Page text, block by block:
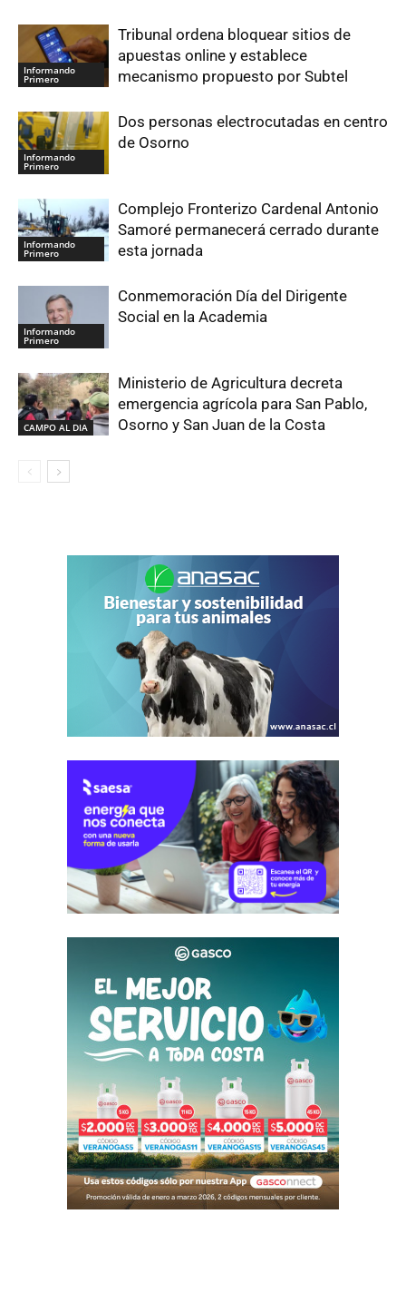
Informando
Primero
Tribunal ordena bloquear sitios de
apuestas online y establece
mecanismo propuesto por Subtel
Informando
Primero
Dos personas electrocutadas en centro
de Osorno
Informando
Primero
Complejo Fronterizo Cardenal Antonio
Samoré permanecerá cerrado durante
esta jornada
Informando
Primero
Conmemoración Día del Dirigente
Social en la Academia
CAMPO AL DIA
Ministerio de Agricultura decreta
emergencia agrícola para San Pablo,
Osorno y San Juan de la Costa